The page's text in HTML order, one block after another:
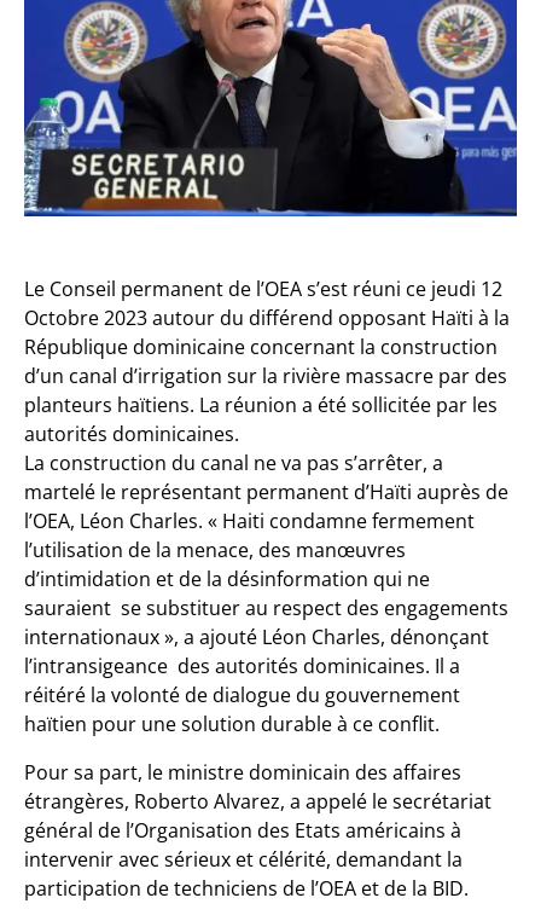
Le Conseil permanent de l’OEA s’est réuni ce jeudi 12
Octobre 2023 autour du différend opposant Haïti à la
République dominicaine concernant la construction
d’un canal d’irrigation sur la rivière massacre par des
planteurs haïtiens. La réunion a été sollicitée par les
autorités dominicaines.
La construction du canal ne va pas s’arrêter, a
martelé le représentant permanent d’Haïti auprès de
l’OEA, Léon Charles. « Haiti condamne fermement
l’utilisation de la menace, des manœuvres
d’intimidation et de la désinformation qui ne
sauraient se substituer au respect des engagements
internationaux », a ajouté Léon Charles, dénonçant
l’intransigeance des autorités dominicaines. Il a
réitéré la volonté de dialogue du gouvernement
haïtien pour une solution durable à ce conflit.
Pour sa part, le ministre dominicain des affaires
étrangères, Roberto Alvarez, a appelé le secrétariat
général de l’Organisation des Etats américains à
intervenir avec sérieux et célérité, demandant la
participation de techniciens de l’OEA et de la BID.